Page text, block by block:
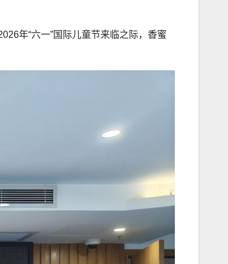
年“六一”国际儿童节来临之际，香蜜